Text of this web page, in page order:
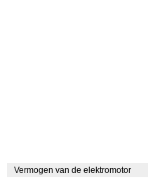
Vermogen van de elektromotor